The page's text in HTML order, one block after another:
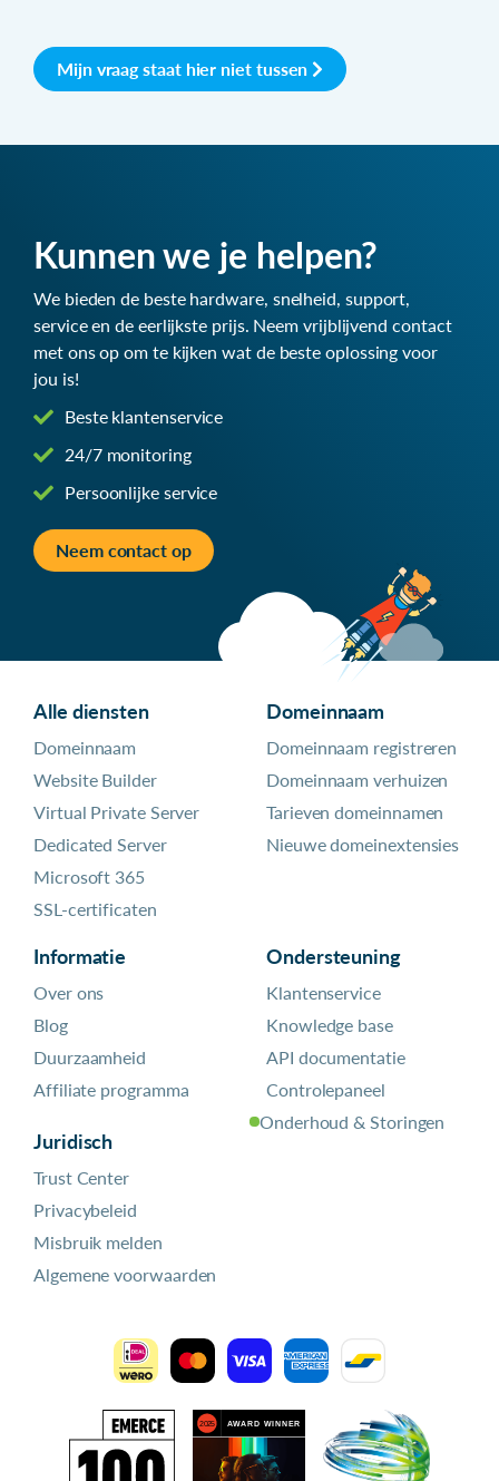
Mijn vraag staat hier niet tussen
Kunnen we je helpen?
We bieden de beste hardware, snelheid, support,
service en de eerlijkste prijs. Neem vrijblijvend contact
met ons op om te kijken wat de beste oplossing voor
jou is!
Beste klantenservice
24/7 monitoring
Persoonlijke service
Neem contact op
Alle diensten
Domeinnaam
Website Builder
Virtual Private Server
Dedicated Server
Microsoft 365
SSL-certificaten
Domeinnaam
Domeinnaam registreren
Domeinnaam verhuizen
Tarieven domeinnamen
Nieuwe domeinextensies
Informatie
Over ons
Blog
Duurzaamheid
Affiliate programma
Juridisch
Trust Center
Privacybeleid
Misbruik melden
Algemene voorwaarden
Ondersteuning
Klantenservice
Knowledge base
API documentatie
Controlepaneel
Onderhoud & Storingen